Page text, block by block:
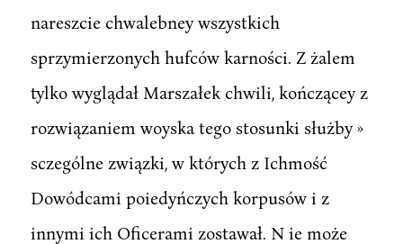
nareszcie chwalebney wszystkich
sprzymierzonych hufców karności. Z żalem
tylko wyglądał Marszałek chwili, kończącey z
rozwiązaniem woyska tego stosunki służby »
sczególne związki, w których z Ichmość
Dowódcami poiedyńczych korpusów i z
innymi ich Oficerami zostawał. N ie może